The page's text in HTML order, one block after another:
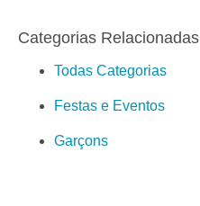
Categorias Relacionadas
Todas Categorias
Festas e Eventos
Garçons